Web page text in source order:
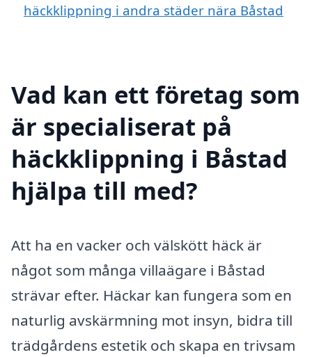
häckklippning i andra städer nära Båstad
Vad kan ett företag som
är specialiserat på
häckklippning i Båstad
hjälpa till med?
Att ha en vacker och välskött häck är
något som många villaägare i Båstad
strävar efter. Häckar kan fungera som en
naturlig avskärmning mot insyn, bidra till
trädgårdens estetik och skapa en trivsam